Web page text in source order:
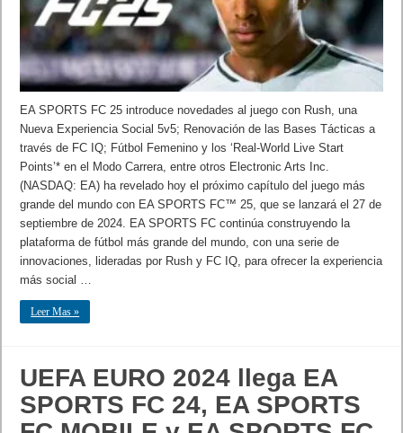
EA SPORTS FC 25 introduce novedades al juego con Rush, una
Nueva Experiencia Social 5v5; Renovación de las Bases Tácticas a
través de FC IQ; Fútbol Femenino y los ‘Real-World Live Start
Points’* en el Modo Carrera, entre otros Electronic Arts Inc.
(NASDAQ: EA) ha revelado hoy el próximo capítulo del juego más
grande del mundo con EA SPORTS FC™ 25, que se lanzará el 27 de
septiembre de 2024. EA SPORTS FC continúa construyendo la
plataforma de fútbol más grande del mundo, con una serie de
innovaciones, lideradas por Rush y FC IQ, para ofrecer la experiencia
más social …
Leer Mas »
UEFA EURO 2024 llega EA
SPORTS FC 24, EA SPORTS